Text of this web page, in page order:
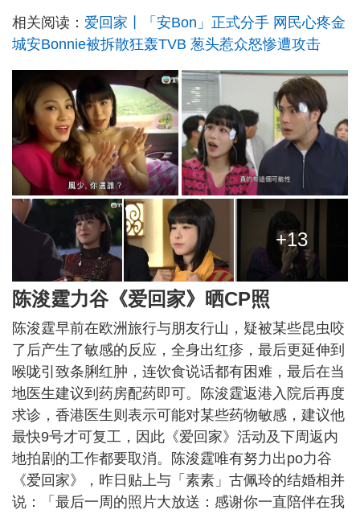
相关阅读： 爱回家丨「安Bon」正式分手 网民心疼金
城安Bonnie被拆散狂轰TVB 葱头惹众怒惨遭攻击
+13
陈浚霆力谷《爱回家》晒CP照
陈浚霆早前在欧洲旅行与朋友行山，疑被某些昆虫咬
了后产生了敏感的反应，全身出红疹，最后更延伸到
喉咙引致条脷红肿，连饮食说话都有困难，最后在当
地医生建议到药房配药即可。陈浚霆返港入院后再度
求诊，香港医生则表示可能对某些药物敏感，建议他
最快9号才可复工，因此《爱回家》活动及下周返内
地拍剧的工作都要取消。陈浚霆唯有努力出po力谷
《爱回家》，昨日贴上与「素素」古佩玲的结婚相并
说：「最后一周的照片大放送：感谢你一直陪伴在我